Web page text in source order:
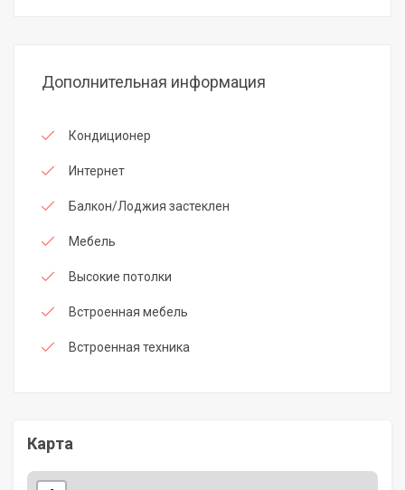
Дополнительная информация
Кондиционер
Интернет
Балкон/Лоджия застеклен
Мебель
Высокие потолки
Встроенная мебель
Встроенная техника
Карта